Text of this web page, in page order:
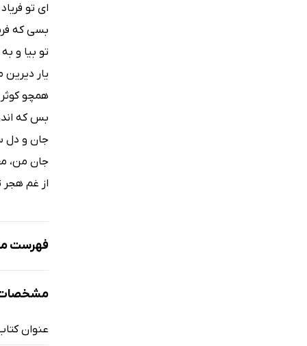
ای تو
بسی که
تو بیا و
یار
همچو
بس که
جان و دل
جان من،
از غم هجر
فهرست
دلتنگی
مشخصات
عنوان